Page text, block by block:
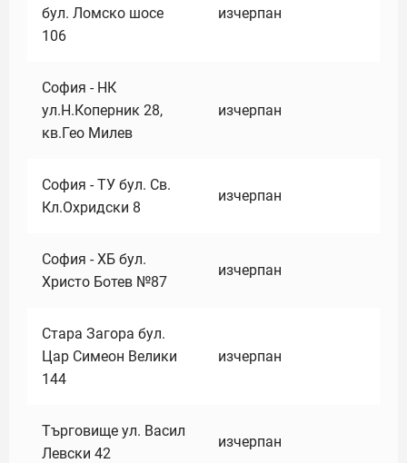
бул. Ломско шосе
106
изчерпан
София - НК
ул.Н.Коперник 28,
кв.Гео Милев
изчерпан
София - ТУ бул. Св.
Кл.Охридски 8
изчерпан
София - ХБ бул.
Христо Ботев №87
изчерпан
Стара Загора бул.
Цар Симеон Велики
144
изчерпан
Търговище ул. Васил
Левски 42
изчерпан